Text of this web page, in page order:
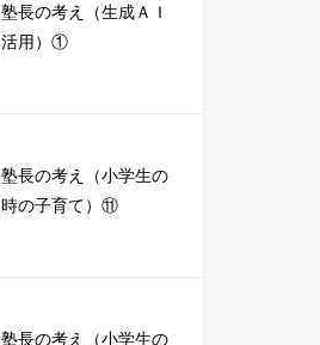
塾長の考え（生成ＡＩ
活用）①
塾長の考え（小学生の
時の子育て）⑪
塾長の考え（小学生の